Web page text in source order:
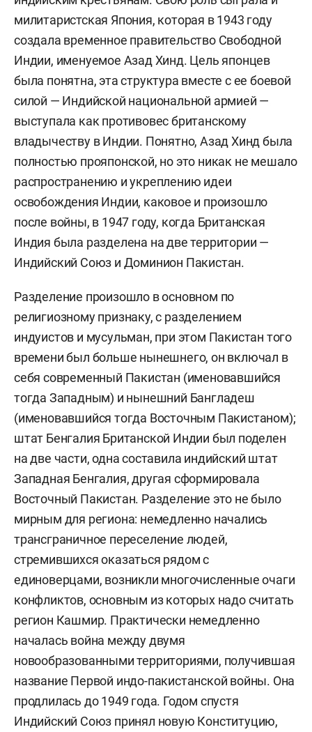
милитаристская Япония, которая в 1943 году
создала временное правительство Свободной
Индии, именуемое Азад Хинд. Цель японцев
была понятна, эта структура вместе с ее боевой
силой — Индийской национальной армией —
выступала как противовес британскому
владычеству в Индии. Понятно, Азад Хинд была
полностью прояпонской, но это никак не мешало
распространению и укреплению идеи
освобождения Индии, каковое и произошло
после войны, в 1947 году, когда Британская
Индия была разделена на две территории —
Индийский Союз и Доминион Пакистан.
Разделение произошло в основном по
религиозному признаку, с разделением
индуистов и мусульман, при этом Пакистан того
времени был больше нынешнего, он включал в
себя современный Пакистан (именовавшийся
тогда Западным) и нынешний Бангладеш
(именовавшийся тогда Восточным Пакистаном);
штат Бенгалия Британской Индии был поделен
на две части, одна составила индийский штат
Западная Бенгалия, другая сформировала
Восточный Пакистан. Разделение это не было
мирным для региона: немедленно начались
трансграничное переселение людей,
стремившихся оказаться рядом с
единоверцами, возникли многочисленные очаги
конфликтов, основным из которых надо считать
регион Кашмир. Практически немедленно
началась война между двумя
новообразованными территориями, получившая
название Первой индо-пакистанской войны. Она
продлилась до 1949 года. Годом спустя
Индийский Союз принял новую Конституцию,